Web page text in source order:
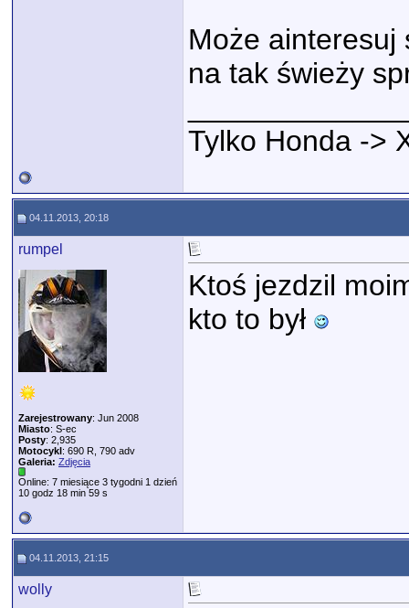
Może ainteresuj
na tak świeży
Tylko Honda ->
04.11.2013, 20:18
rumpel
Zarejestrowany: Jun 2008
Miasto: S-ec
Posty: 2,935
Motocykl: 690 R, 790 adv
Galeria: Zdjęcia
Online: 7 miesiące 3 tygodni 1 dzień
10 godz 18 min 59 s
Ktoś jezdzil
kto to był
04.11.2013, 21:15
wolly